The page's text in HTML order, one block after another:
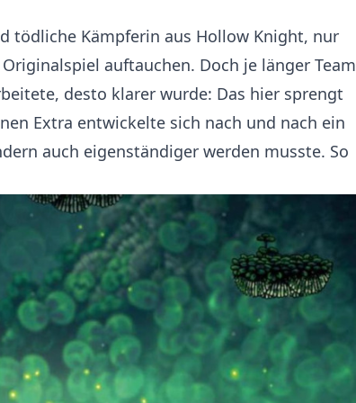
tödliche Kämpferin aus Hollow Knight, nur
auftauchen. Doch je länger Team
desto klarer wurde: Das hier sprengt
Extra entwickelte sich nach und nach ein
auch eigenständiger werden musste. So